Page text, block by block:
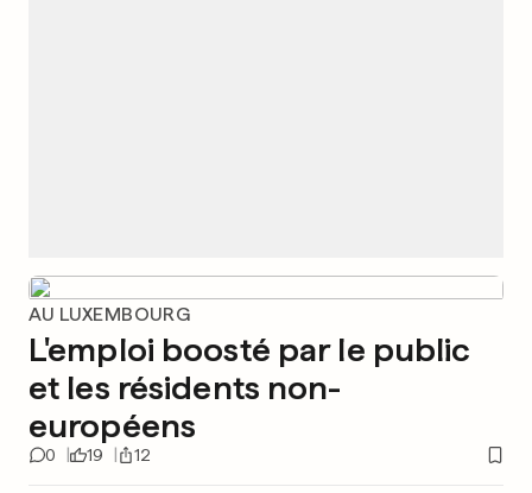
AU LUXEMBOURG
L'emploi boosté par le public
et les résidents non-
européens
0 19 12